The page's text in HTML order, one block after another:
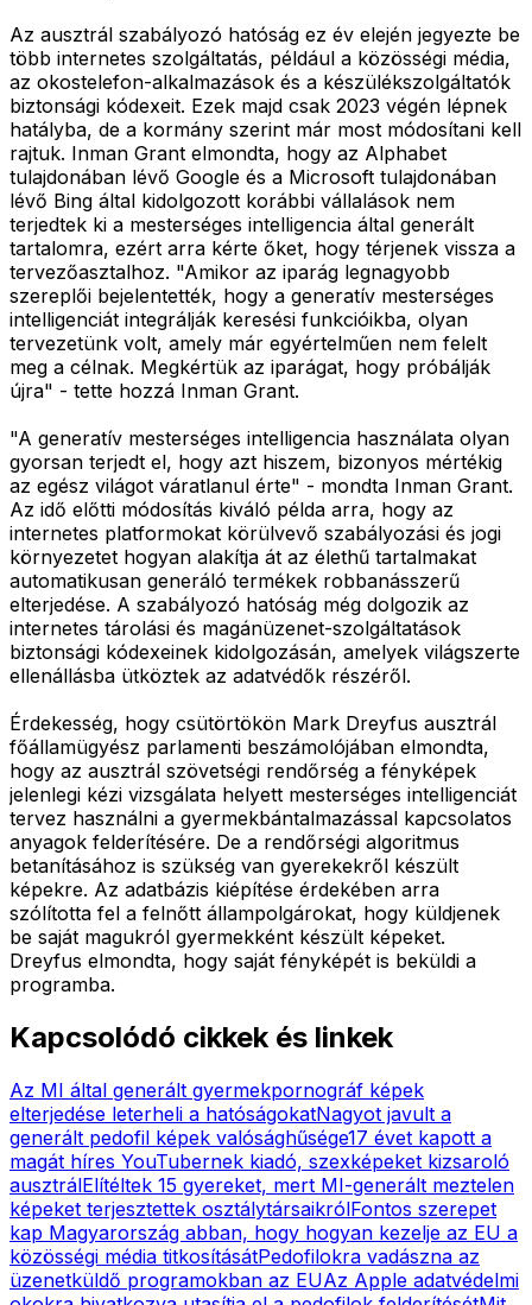
Az ausztrál szabályozó hatóság ez év elején jegyezte be
több internetes szolgáltatás, például a közösségi média,
az okostelefon-alkalmazások és a készülékszolgáltatók
biztonsági kódexeit. Ezek majd csak 2023 végén lépnek
hatályba, de a kormány szerint már most módosítani kell
rajtuk. Inman Grant elmondta, hogy az Alphabet
tulajdonában lévő Google és a Microsoft tulajdonában
lévő Bing által kidolgozott korábbi vállalások nem
terjedtek ki a mesterséges intelligencia által generált
tartalomra, ezért arra kérte őket, hogy térjenek vissza a
tervezőasztalhoz. "Amikor az iparág legnagyobb
szereplői bejelentették, hogy a generatív mesterséges
intelligenciát integrálják keresési funkcióikba, olyan
tervezetünk volt, amely már egyértelműen nem felelt
meg a célnak. Megkértük az iparágat, hogy próbálják
újra" - tette hozzá Inman Grant.
"A generatív mesterséges intelligencia használata olyan
gyorsan terjedt el, hogy azt hiszem, bizonyos mértékig
az egész világot váratlanul érte" - mondta Inman Grant.
Az idő előtti módosítás kiváló példa arra, hogy az
internetes platformokat körülvevő szabályozási és jogi
környezetet hogyan alakítja át az élethű tartalmakat
automatikusan generáló termékek robbanásszerű
elterjedése. A szabályozó hatóság még dolgozik az
internetes tárolási és magánüzenet-szolgáltatások
biztonsági kódexeinek kidolgozásán, amelyek világszerte
ellenállásba ütköztek az adatvédők részéről.
Érdekesség, hogy csütörtökön Mark Dreyfus ausztrál
főállamügyész parlamenti beszámolójában elmondta,
hogy az ausztrál szövetségi rendőrség a fényképek
jelenlegi kézi vizsgálata helyett mesterséges intelligenciát
tervez használni a gyermekbántalmazással kapcsolatos
anyagok felderítésére. De a rendőrségi algoritmus
betanításához is szükség van gyerekekről készült
képekre. Az adatbázis kiépítése érdekében arra
szólította fel a felnőtt állampolgárokat, hogy küldjenek
be saját magukról gyermekként készült képeket.
Dreyfus elmondta, hogy saját fényképét is beküldi a
programba.
Kapcsolódó cikkek és linkek
Az MI által generált gyermekpornográf képek
elterjedése leterheli a hatóságokatNagyot javult a
generált pedofil képek valósághűsége17 évet kapott a
magát híres YouTubernek kiadó, szexképeket kizsaroló
ausztrálElítéltek 15 gyereket, mert MI-generált meztelen
képeket terjesztettek osztálytársaikrólFontos szerepet
kap Magyarország abban, hogy hogyan kezelje az EU a
közösségi média titkosításátPedofilokra vadászna az
üzenetküldő programokban az EUAz Apple adatvédelmi